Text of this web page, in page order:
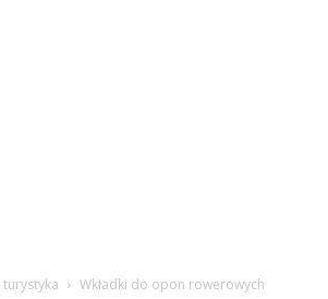
Wkładki do opon rowerowych